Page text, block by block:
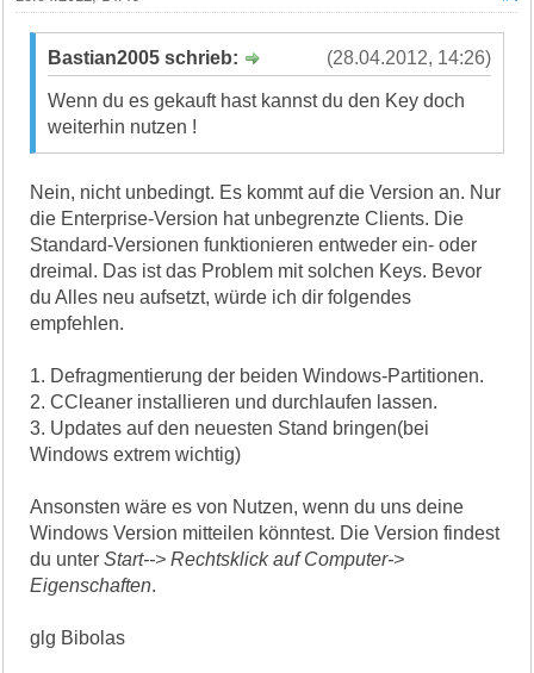
(28.04.2012, 14:26)
Bastian2005 schrieb:
Wenn du es gekauft hast kannst du den Key doch
weiterhin nutzen !
Nein, nicht unbedingt. Es kommt auf die Version an. Nur
die Enterprise-Version hat unbegrenzte Clients. Die
Standard-Versionen funktionieren entweder ein- oder
dreimal. Das ist das Problem mit solchen Keys. Bevor
du Alles neu aufsetzt, würde ich dir folgendes
empfehlen.
1. Defragmentierung der beiden Windows-Partitionen.
2. CCleaner installieren und durchlaufen lassen.
3. Updates auf den neuesten Stand bringen(bei
Windows extrem wichtig)
Ansonsten wäre es von Nutzen, wenn du uns deine
Windows Version mitteilen könntest. Die Version findest
du unterStart--> Rechtsklick auf Computer->
Eigenschaften.
glg Bibolas